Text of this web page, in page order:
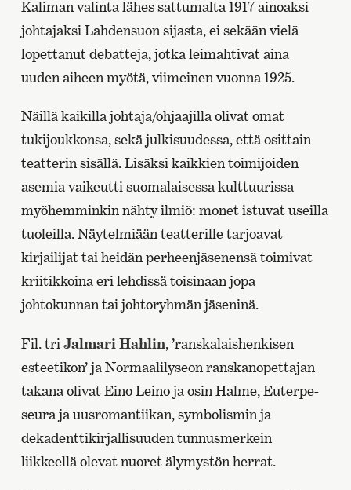
Kaliman valinta lähes sattumalta 1917 ainoaksi
johtajaksi Lahdensuon sijasta, ei sekään vielä
lopettanut debatteja, jotka leimahtivat aina
uuden aiheen myötä, viimeinen vuonna 1925.
Näillä kaikilla johtaja/ohjaajilla olivat omat
tukijoukkonsa, sekä julkisuudessa, että osittain
teatterin sisällä. Lisäksi kaikkien toimijoiden
asemia vaikeutti suomalaisessa kulttuurissa
myöhemminkin nähty ilmiö: monet istuvat useilla
tuoleilla. Näytelmiään teatterille tarjoavat
kirjailijat tai heidän perheenjäsenensä toimivat
kriitikkoina eri lehdissä toisinaan jopa
johtokunnan tai johtoryhmän jäseninä.
Fil. tri Jalmari Hahlin, ’ranskalaishenkisen
esteetikon’ ja Normaalilyseon ranskanopettajan
takana olivat Eino Leino ja osin Halme, Euterpe-
seura ja uusromantiikan, symbolismin ja
dekadenttikirjallisuuden tunnusmerkein
liikkeellä olevat nuoret älymystön herrat.